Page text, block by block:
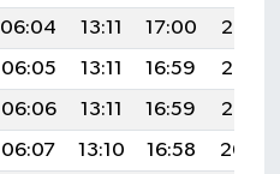
06:04 13:11 17:00
20:08
06:05 13:11 16:59
20:07
06:06 13:11 16:59
20:05
06:07 13:10 16:58
20:04